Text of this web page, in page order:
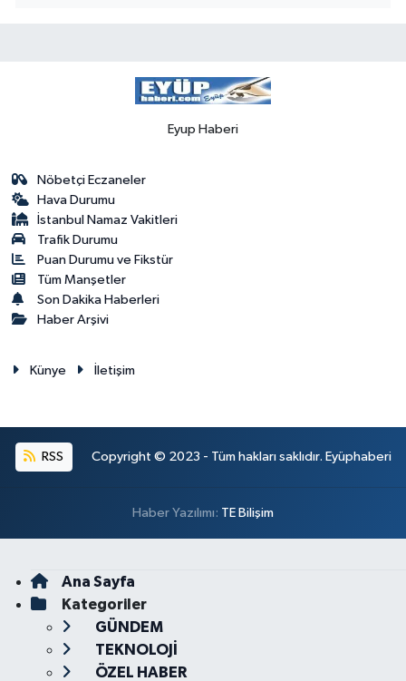
Eyup Haberi
Nöbetçi Eczaneler
Hava Durumu
İstanbul Namaz Vakitleri
Trafik Durumu
Puan Durumu ve Fikstür
Tüm Manşetler
Son Dakika Haberleri
Haber Arşivi
Künye İletişim
RSS Copyright © 2023 - Tüm hakları saklıdır. Eyüphaberi
Haber Yazılımı: TE Bilişim
Ana Sayfa
Kategoriler
GÜNDEM
TEKNOLOJİ
ÖZEL HABER